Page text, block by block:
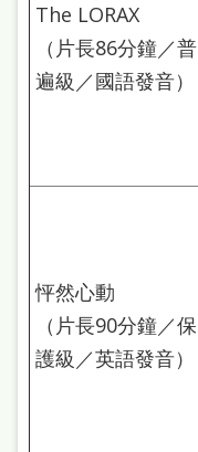
The LORAX
（片長86分鐘／普
遍級／國語發音）
怦然心動
（片長90分鐘／保
護級／英語發音）